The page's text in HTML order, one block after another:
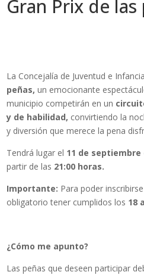
Gran Prix de las
La Concejalía de Juventud e
peñas, un emocionante
municipio competirán en un
y de habilidad, convirtiendo la
y diversión que merece la pena
Tendrá lugar el 11 de septiembre
partir de las 21:00 horas.
Importante: Para poder
obligatorio tener cumplidos los 18
¿Cómo me apunto?
Las peñas que deseen participar